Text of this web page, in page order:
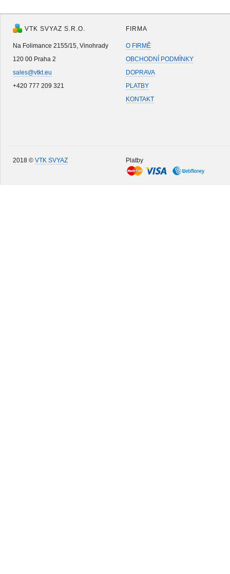
VTK SVYAZ S.R.O.
Na Folimance 2155/15, Vinohrady
120 00 Praha 2
sales@vtkt.eu
+420 777 209 321
FIRMA
O FIRMĚ
OBCHODNÍ PODMÍNKY
DOPRAVA
PLATBY
KONTAKT
2018 © VTK SVYAZ Platby